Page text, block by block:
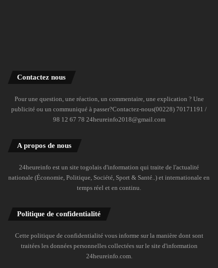
Contactez nous
Pour une question, une réaction, un commentaire, une explication ? Une
publicité ou un communiqué à passer?Contactez-nous(00228) 70171191 /
98 12 67 78 24heureinfo2018@gmail.com
A propos de nous
24heureinfo est un site togolais d'information qui traite de l'actualité
nationale (Économie, Politique, Société, Sport & Santé..) et internationale en
temps réel et en continu.
Politique de confidentialité
Cette politique de confidentialité vous informe sur la manière dont sont
traitées les données personnelles collectées sur le site d'information
24heureinfo.com.